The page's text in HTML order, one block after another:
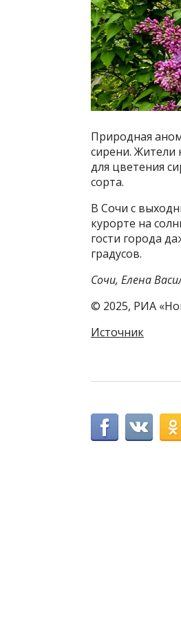
Природная
сирени. Жители
для цветения
сорта.
В Сочи с
курорте на
гости города
градусов.
Сочи, Елена
© 2025, РИА
Источник